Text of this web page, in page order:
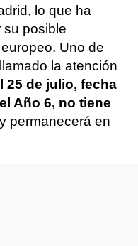
lo que ha
su posible
Uno de
la atención
25 de julio, fecha
Año 6, no tiene
y permanecerá en